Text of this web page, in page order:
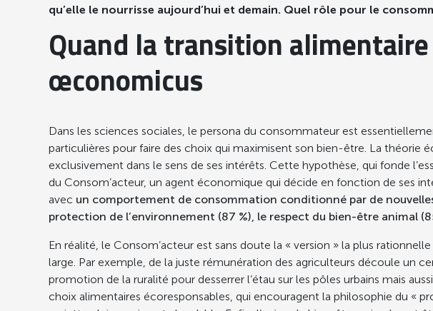
qu’elle le nourrisse aujourd’hui et demain. Quel rôle pour le
Quand la transition
œconomicus
Dans les sciences sociales, le persona du consommateur est
particulières pour faire des choix qui maximisent son bien-être. La
exclusivement dans le sens de ses intérêts. Cette hypothèse, qui fonde
du Consom’acteur, un agent économique qui décide en fonction de ses
avec un comportement de consommation conditionné par de
protection de l’environnement (87 %), le respect du bien-être animal
En réalité, le Consom’acteur est sans doute la « version » la plus
large. Par exemple, de la juste rémunération des agriculteurs découle un
promotion de la ruralité pour desserrer l’étau sur les pôles urbains mais
choix alimentaires écoresponsables, qui encouragent la philosophie du «